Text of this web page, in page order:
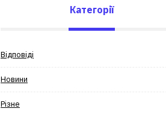
Категорії
Відповіді
Новини
Різне